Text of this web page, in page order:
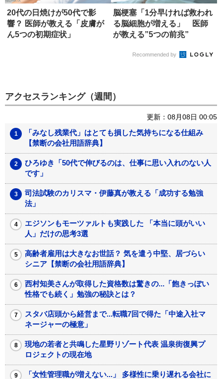
20代の日焼けが50代で影
響？ 医師が教える「皮膚が
ん5つの初期症状」
脳梗塞「1分早ければ救われ
る脳細胞が増える」 医師
が教える”5つの前兆”
Recommended by
アクセスランキング（週間）
更新：08月08日 00:05
「みなし残業代」はとても損した気持ちになる仕組み
【禁断の会社用語辞典】
ひろゆき「50代で伸びるのは、仕事に思い入れのない人
です」
司法試験のカリスマ・伊藤真が教える「成功する勉強
法」
エジソンもモーツァルトも実践した 「本当に頭がいい
人」だけの思考3選
高齢者雇用は大きなお世話？ 気を遣う中堅、居づらい
シニア【禁断の会社用語辞典】
西村知美さんが取得した資格数は驚きの...「飽きっぽい
性格でも続く」勉強の秘訣とは？
スタバ店頭から経営まで...転職7回で得た「中途入社マ
ネージャーの極意」
現地の若者と共鳴した星野リゾート代表 温泉街復興プ
ロジェクトの現在地
「女性管理職が増えない...」 多様性に乗り遅れる会社に